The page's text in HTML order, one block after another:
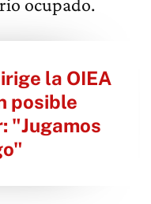
la OIEA
posible
"Jugamos